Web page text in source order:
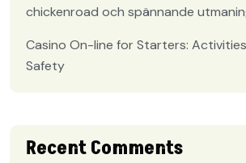
chickenroad och spännande
Casino On-line for Starters:
Safety
Recent Comments